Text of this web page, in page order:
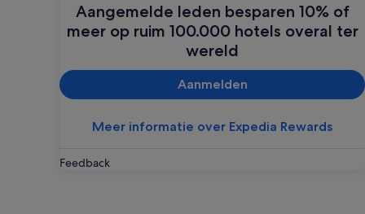
Aangemelde leden besparen 10% of
meer op ruim 100.000 hotels overal ter
wereld
Aanmelden
Meer informatie over Expedia Rewards
Feedback